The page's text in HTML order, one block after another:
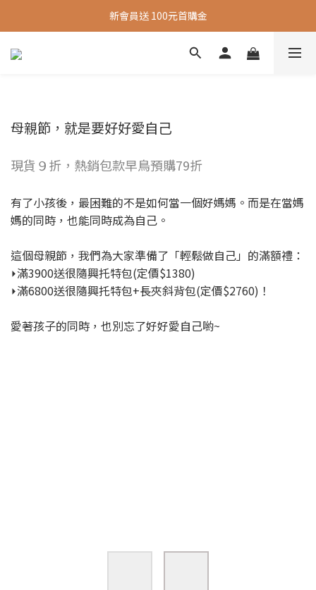
新會員送 100元首購金
新會員送 100元首購金
夏日旅行推薦包款9折，滿額再送很隨興托特包
母親節，就是要好好愛自己
現貨９折，熱銷包款早鳥預購79折
有了小孩後，最困難的不是如何當一個好媽媽。而是在當媽
媽的同時，也能同時成為自己。
這個母親節，我們為大家準備了「輕鬆做自己」的滿額禮：
⏵滿3900送很隨興托特包(定價$1380)
⏵滿6800送很隨興托特包+長夾斜背包(定價$2760)！
愛著孩子的同時，也別忘了好好愛自己喲~